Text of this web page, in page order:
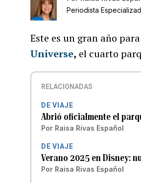
Periodista
Este es un gran año
Universe, el cuarto
RELACIONADAS
DE VIAJE
Abrió oficialmente el
Por Raisa Rivas Español
DE VIAJE
Verano 2025 en Disney:
Por Raisa Rivas Español